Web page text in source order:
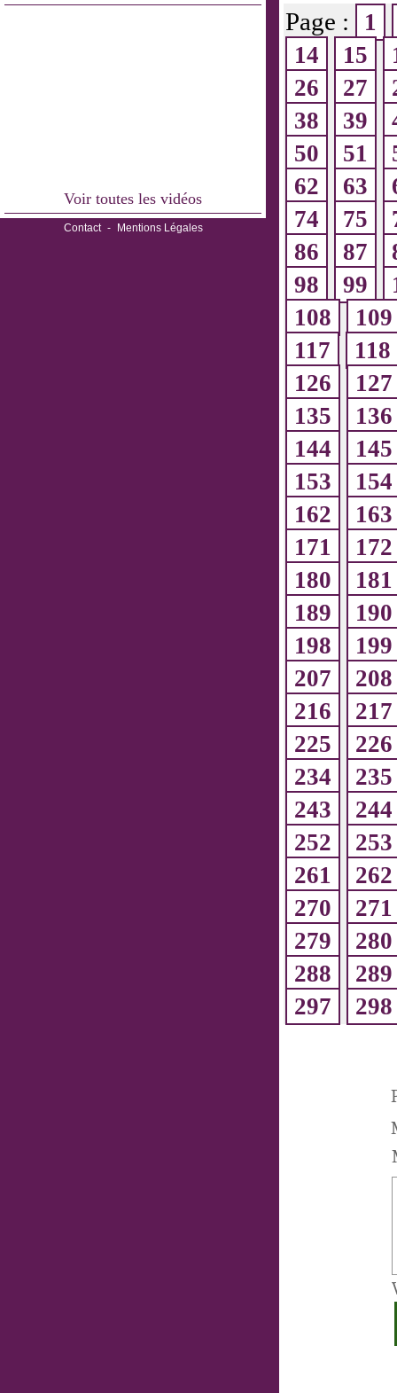
Voir toutes les vidéos
Contact - Mentions Légales
Page :
1
14
15
26
27
38
39
50
51
62
63
74
75
86
87
98
99
108
109
117
118
126
127
135
136
144
145
153
154
162
163
171
172
180
181
189
190
198
199
207
208
216
217
225
226
234
235
243
244
252
253
261
262
270
271
279
280
288
289
297
298